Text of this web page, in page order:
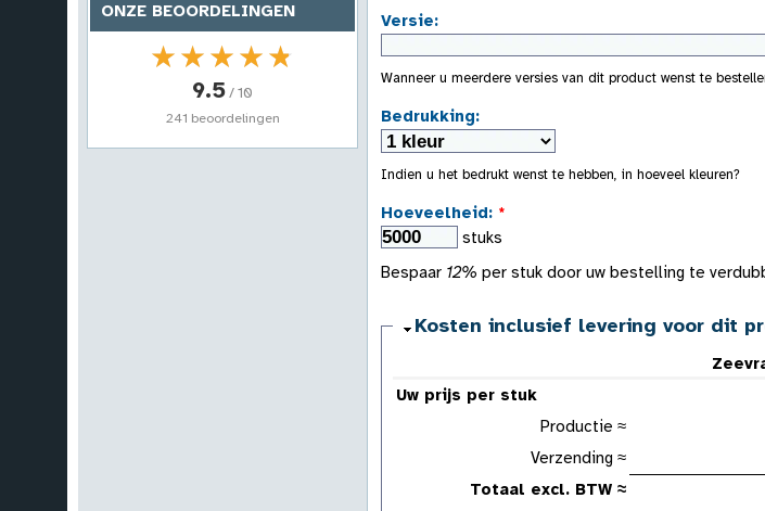
ONZE BEOORDELINGEN
★★★★★
★★★★★
9.5/ 10
241 beoordelingen
Versie:
Wanneer u meerdere versies van dit product wenst te
Bedrukking:
Indien u het bedrukt wenst te hebben, in hoeveel kleuren?
Hoeveelheid: *
stuks
Bespaar 12% per stuk door uw bestelling te
Kosten inclusief levering voor dit
Uw prijs per stuk
Productie ≈
Verzending ≈
Totaal excl. BTW ≈